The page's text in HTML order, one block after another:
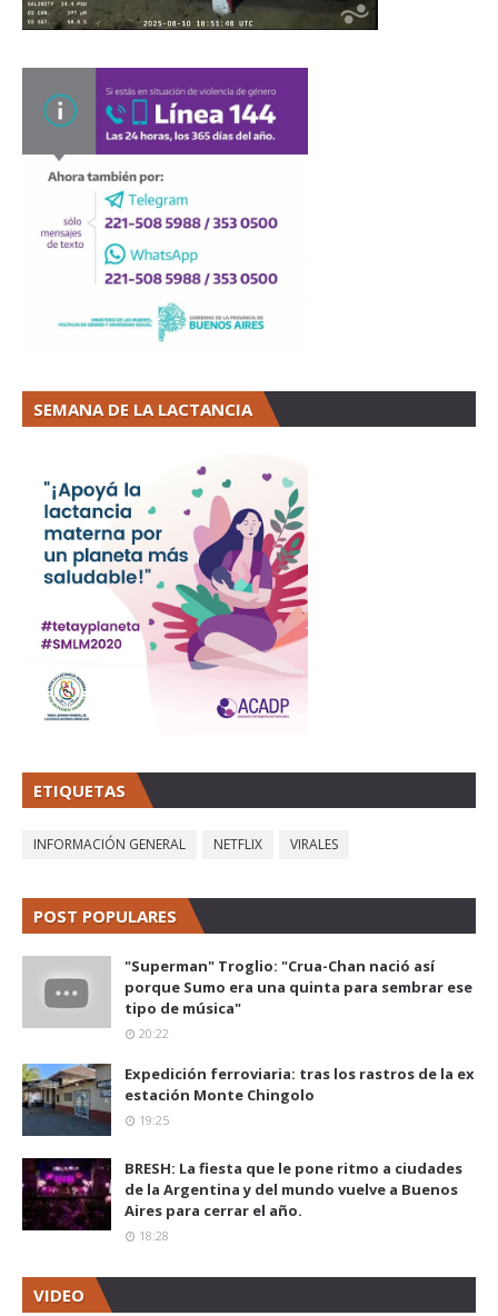
SEMANA DE LA LACTANCIA
ETIQUETAS
INFORMACIÓN GENERAL NETFLIX VIRALES
POST POPULARES
"Superman" Troglio: "Crua-Chan nació así
porque Sumo era una quinta para sembrar ese
tipo de música"
20:22
Expedición ferroviaria: tras los rastros de la ex
estación Monte Chingolo
19:25
BRESH: La fiesta que le pone ritmo a ciudades
de la Argentina y del mundo vuelve a Buenos
Aires para cerrar el año.
18:28
VIDEO